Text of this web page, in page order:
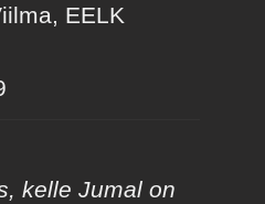
EELK
kelle Jumal on